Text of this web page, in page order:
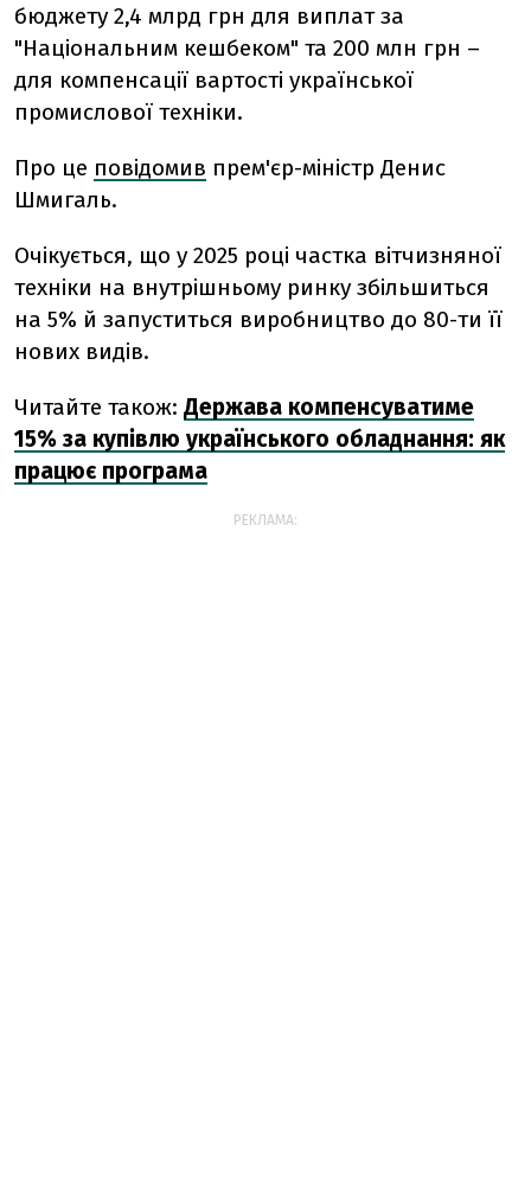
бюджету 2,4 млрд грн для виплат за
"Національним кешбеком" та 200 млн грн –
для компенсації вартості української
промислової техніки.
Про це повідомив прем'єр-міністр Денис
Шмигаль.
Очікується, що у 2025 році частка вітчизняної
техніки на внутрішньому ринку збільшиться
на 5% й запуститься виробництво до 80-ти її
нових видів.
Читайте також: Держава компенсуватиме
15% за купівлю українського обладнання: як
працює програма
РЕКЛАМА: